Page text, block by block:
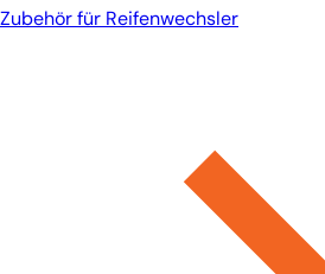
Zubehör für Reifenwechsler